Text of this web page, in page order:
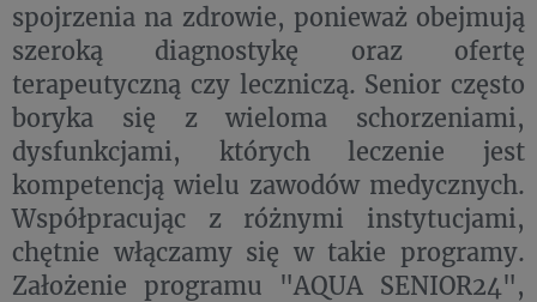
spojrzenia na zdrowie, ponieważ obejmują
szeroką diagnostykę oraz ofertę
terapeutyczną czy leczniczą. Senior często
boryka się z wieloma schorzeniami,
dysfunkcjami, których leczenie jest
kompetencją wielu zawodów medycznych.
Współpracując z różnymi instytucjami,
chętnie włączamy się w takie programy.
Założenie programu "AQUA SENIOR24",